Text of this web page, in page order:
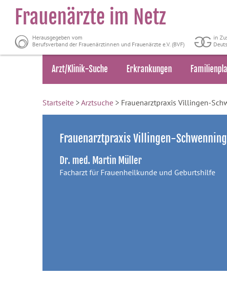
Frauenärzte im Netz
Herausgegeben vom
Berufsverband der Frauenärztinnen und Frauenärzte e.V. (BVF)
in
Arzt/Klinik-Suche Erkrankungen
Startseite >Arztsuche > Frauenarztpraxis Villingen-
Frauenarztpraxis Villingen-
Dr. med. Martin Müller
Facharzt für Frauenheilkunde und Geburtshilfe